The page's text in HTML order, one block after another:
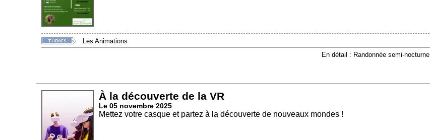
Les Animations
En détail : Randonnée semi-nocturne
À la découverte de la VR
Le 05 novembre 2025
Mettez votre casque et partez à la découverte de nouveaux mondes !